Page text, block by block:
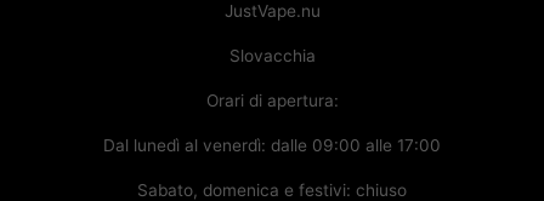
JustVape.nu
Slovacchia
Orari di apertura:
Dal lunedì al venerdì: dalle 09:00 alle 17:00
Sabato, domenica e festivi: chiuso